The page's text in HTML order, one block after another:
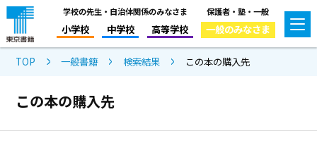
学校の先生・自治体関係のみなさま
小学校 中学校 高等学校
保護者・塾・一般
一般のみなさま
TOP 一般書籍 検索結果 この本の購入先
この本の購入先